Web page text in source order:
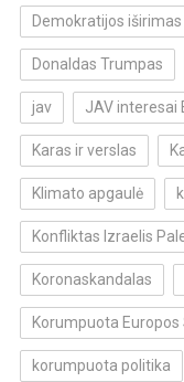
Demokratijos iširimas
Donaldas Trumpas
jav JAV interesai
Karas ir verslas
Klimato apgaulė
Konfliktas Izraelis
Koronaskandalas
Korumpuota Europos
korumpuota politika